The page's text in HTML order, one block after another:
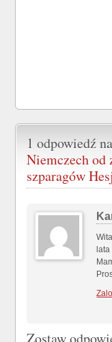
1 odpowiedź na
Niemczech od
szparagów
Zostaw